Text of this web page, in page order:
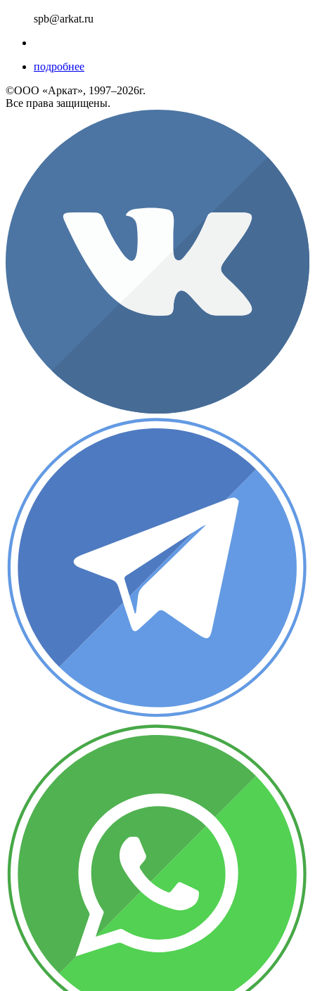
spb@arkat.ru
подробнее
©ООО «Аркат», 1997–2026г.
Все права защищены.